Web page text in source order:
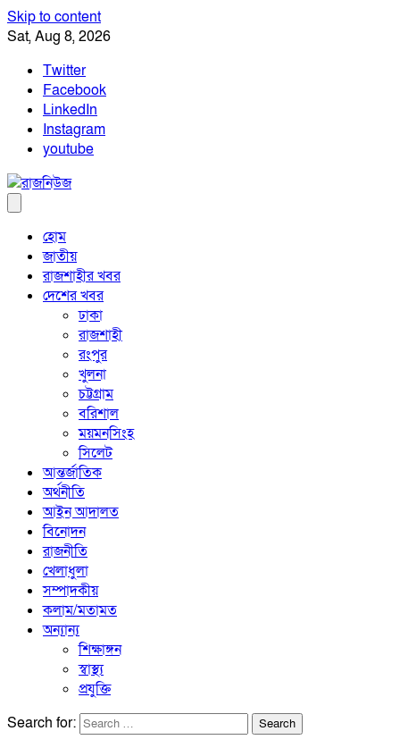
Skip to content
Sat, Aug 8, 2026
Twitter
Facebook
LinkedIn
Instagram
youtube
হোম
জাতীয়
রাজশাহীর খবর
দেশের খবর
ঢাকা
রাজশাহী
রংপুর
খুলনা
চট্টগ্রাম
বরিশাল
ময়মনসিংহ
সিলেট
আন্তর্জাতিক
অর্থনীতি
আইন আদালত
বিনোদন
রাজনীতি
খেলাধুলা
সম্পাদকীয়
কলাম/মতামত
অন্যান্য
শিক্ষাঙ্গন
স্বাস্থ্য
প্রযুক্তি
Search for: